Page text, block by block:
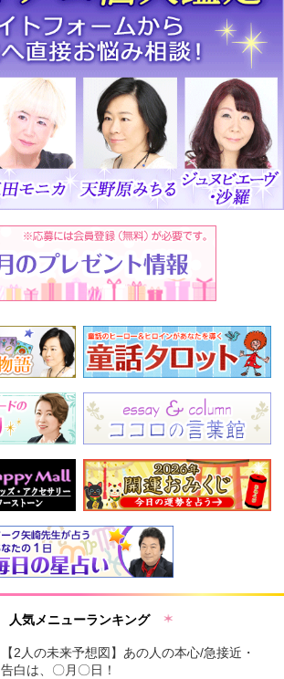
人気メニューランキング
【2人の未来予想図】あの人の本心/急接近・
告白は、〇月〇日！